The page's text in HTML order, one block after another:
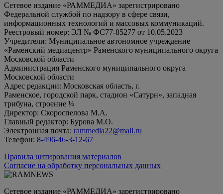
Сетевое издание «РАММЕДИА» зарегистрировано
Федеральной службой по надзору в сфере связи,
информационных технологий и массовых коммуникаций.
Реестровый номер: ЭЛ № ФС77-85277 от 10.05.2023
Учредители: Муниципальное автономное учреждение
«Раменский медиацентр» Раменского муниципального округа
Московской области
Администрация Раменского муниципального округа
Московской области
Адрес редакции: Московская область, г.
Раменское, городской парк, стадион «Сатурн», западная
трибуна, строение ¼
Директор: Скороспелова М.А.
Главный редактор: Бурова М.О.
Электронная почта: rammedia22@mail.ru
Телефон: 8-496-46-3-12-67
Правила цитирования материалов
Согласие на обработку персональных данных
Сетевое издание «РАММЕДИА» зарегистрировано